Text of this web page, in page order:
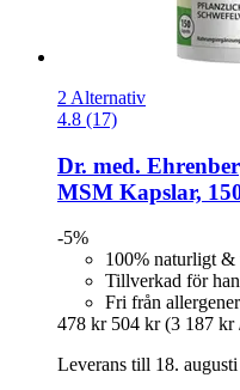
2 Alternativ
4.8 (17)
Dr. med.
MSM Kapslar,
-5%
100% naturligt &
Tillverkad för
Fri från allergener
478 kr 504 kr (3 187 kr
Leverans till 18. augusti